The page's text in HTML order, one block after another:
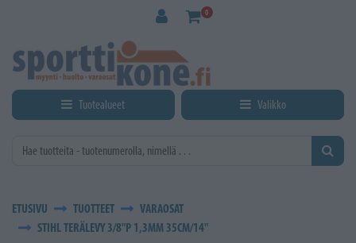
0
Tuotealueet Valikko
ETUSIVU TUOTTEET
VARAOSAT
STIHL TERÄLEVY 3/8"P 1,3MM 35CM/14"